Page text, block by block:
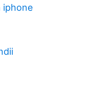
iphone